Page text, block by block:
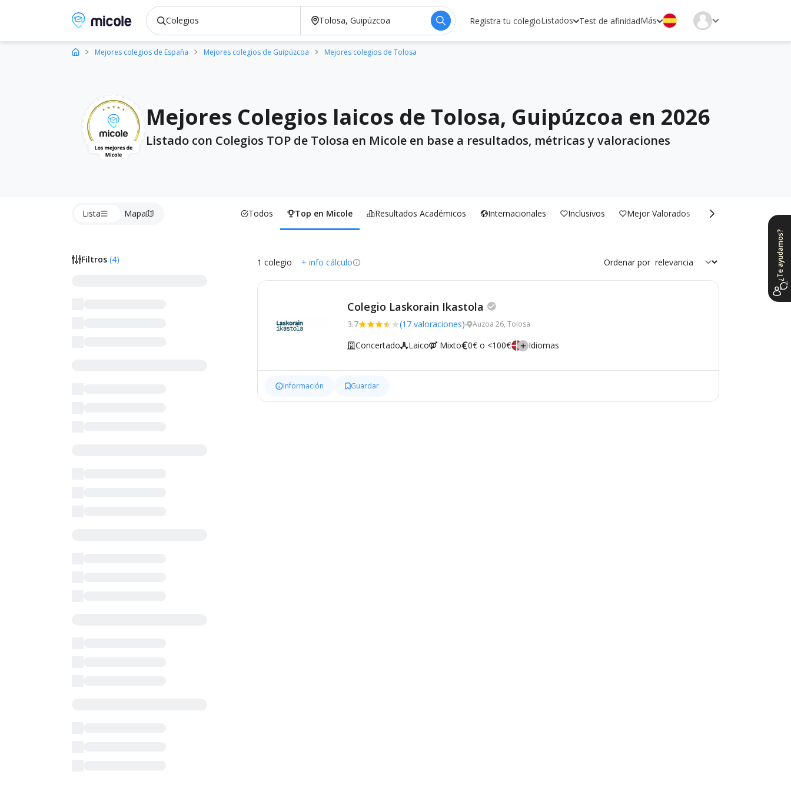
Micole, buscador de colegios Registra tu colegioListados Test de afinidadMás
Mejores colegios de España Mejores colegios de Guipúzcoa Mejores colegios de Tolosa
Mejores Colegios laicos de Tolosa, Guipúzcoa en 2026
Listado con Colegios TOP de Tolosa en Micole en base a resultados, métricas y valoraciones
Lista Mapa Todos Top en Micole Resultados Académicos Internacionales Inclusivos Mejor Valorados
Filtros (4) 1 colegio + info cálculo Ordenar por
Colegio Laskorain Ikastola
3.7 (17 valoraciones) Auzoa 26, Tolosa
Concertado Laico Mixto 0€ o <100€ Idiomas
Información Guardar
¿Te ayudamos?